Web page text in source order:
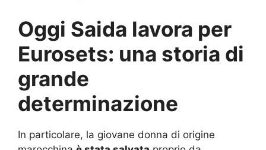
Oggi Saida lavora per
Eurosets: una storia di
grande
determinazione
In particolare, la giovane donna di origine